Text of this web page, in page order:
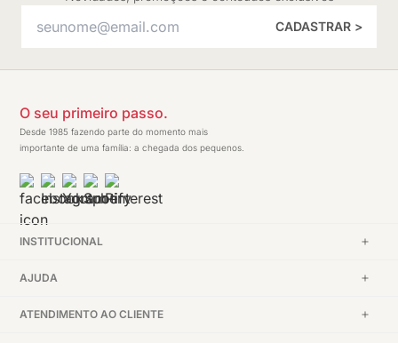
CADASTRAR >
O seu primeiro passo.
Desde 1985 fazendo parte do momento mais
importante de uma família: a chegada dos pequenos.
INSTITUCIONAL
AJUDA
ATENDIMENTO AO CLIENTE